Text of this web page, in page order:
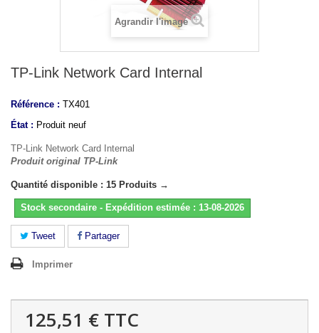
Agrandir l'image
TP-Link Network Card Internal
Référence : TX401
État : Produit neuf
TP-Link Network Card Internal
Produit original TP-Link
Quantité disponible : 15 Produits →
Stock secondaire - Expédition estimée : 13-08-2026
Tweet Partager
Imprimer
125,51 € TTC